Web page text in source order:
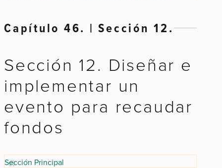
Capítulo 46. | Sección 12.
Sección 12. Diseñar e
implementar un
evento para recaudar
fondos
Sección Principal